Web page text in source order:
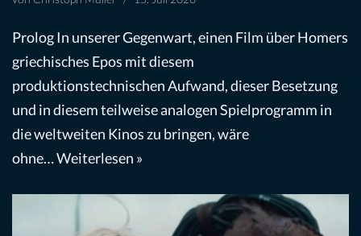
Prolog In unserer Gegenwart, einen Film über Homers
griechisches Epos mit diesem
produktionstechnischen Aufwand, dieser Besetzung
und in diesem teilweise analogen Spielprogramm in
die weltweiten Kinos zu bringen, wäre
ohne…Weiterlesen »